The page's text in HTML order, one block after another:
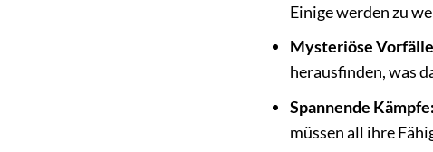
Einige werden zu
Mysteriöse
herausfinden, was
Spannende Kämpfe:
müssen all ihre